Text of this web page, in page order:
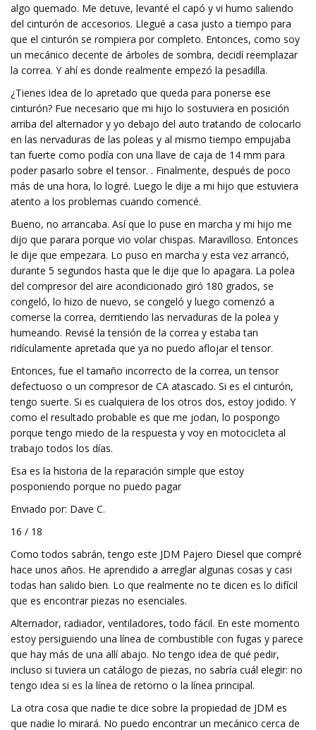
algo quemado. Me detuve, levanté el capó y vi humo saliendo
del cinturón de accesorios. Llegué a casa justo a tiempo para
que el cinturón se rompiera por completo. Entonces, como soy
un mecánico decente de árboles de sombra, decidí reemplazar
la correa. Y ahí es donde realmente empezó la pesadilla.
¿Tienes idea de lo apretado que queda para ponerse ese
cinturón? Fue necesario que mi hijo lo sostuviera en posición
arriba del alternador y yo debajo del auto tratando de colocarlo
en las nervaduras de las poleas y al mismo tiempo empujaba
tan fuerte como podía con una llave de caja de 14 mm para
poder pasarlo sobre el tensor. . Finalmente, después de poco
más de una hora, lo logré. Luego le dije a mi hijo que estuviera
atento a los problemas cuando comencé.
Bueno, no arrancaba. Así que lo puse en marcha y mi hijo me
dijo que parara porque vio volar chispas. Maravilloso. Entonces
le dije que empezara. Lo puso en marcha y esta vez arrancó,
durante 5 segundos hasta que le dije que lo apagara. La polea
del compresor del aire acondicionado giró 180 grados, se
congeló, lo hizo de nuevo, se congeló y luego comenzó a
comerse la correa, derritiendo las nervaduras de la polea y
humeando. Revisé la tensión de la correa y estaba tan
ridículamente apretada que ya no puedo aflojar el tensor.
Entonces, fue el tamaño incorrecto de la correa, un tensor
defectuoso o un compresor de CA atascado. Si es el cinturón,
tengo suerte. Si es cualquiera de los otros dos, estoy jodido. Y
como el resultado probable es que me jodan, lo pospongo
porque tengo miedo de la respuesta y voy en motocicleta al
trabajo todos los días.
Esa es la historia de la reparación simple que estoy
posponiendo porque no puedo pagar
Enviado por: Dave C.
16 / 18
Como todos sabrán, tengo este JDM Pajero Diesel que compré
hace unos años. He aprendido a arreglar algunas cosas y casi
todas han salido bien. Lo que realmente no te dicen es lo difícil
que es encontrar piezas no esenciales.
Alternador, radiador, ventiladores, todo fácil. En este momento
estoy persiguiendo una línea de combustible con fugas y parece
que hay más de una allí abajo. No tengo idea de qué pedir,
incluso si tuviera un catálogo de piezas, no sabría cuál elegir: no
tengo idea si es la línea de retorno o la línea principal.
La otra cosa que nadie te dice sobre la propiedad de JDM es
que nadie lo mirará. No puedo encontrar un mecánico cerca de